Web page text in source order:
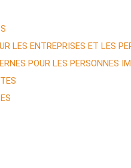
LES ENTREPRISES ET LES
POUR LES PERSONNES